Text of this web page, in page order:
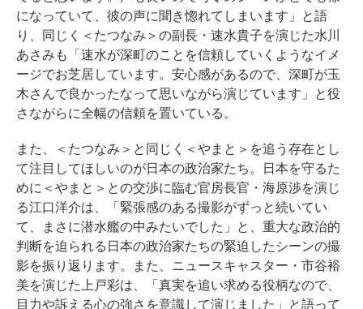
になっていて、彼の声に聞き惚れてしまいます」と語
り、同じく＜たつなみ＞の副長・速水貴子を演じた水川
あさみも「速水が深町のことを信頼していくようなイメ
ージでお芝居しています。安心感があるので、深町が玉
木さんで良かったなって思いながら演じています」と役
さながらに全幅の信頼を置いている。
また、＜たつなみ＞と同じく＜やまと＞を追う存在とし
て注目してほしいのが日本の政治家たち。日本を守るた
めに＜やまと＞との交渉に臨む官房長官・海原渉を演じ
る江口洋介は、「緊張感のある撮影がずっと続いてい
て、まさに潜水艦の中みたいでした」と、重大な政治的
判断を迫られる日本の政治家たちの緊迫したシーンの撮
影を振り返ります。また、ニュースキャスター・市谷裕
美を演じた上戸彩は、「真実を追い求める役柄なので、
目力や訴える心の強さを意識して演じました」と語って